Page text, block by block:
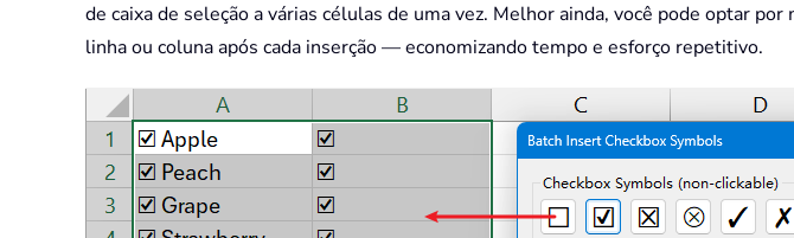
de caixa de seleção a várias células de uma vez. Melhor ainda, você pode optar
linha ou coluna após cada inserção — economizando tempo e esforço repetitivo.